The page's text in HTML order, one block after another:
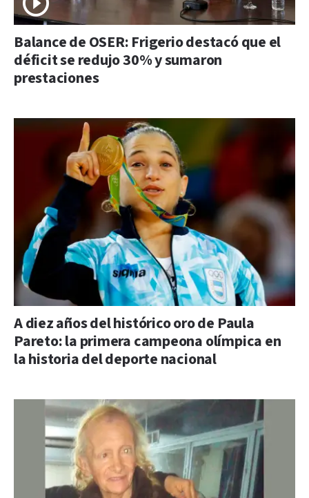
Balance de OSER: Frigerio destacó que el
déficit se redujo 30% y sumaron
prestaciones
A diez años del histórico oro de Paula
Pareto: la primera campeona olímpica en
la historia del deporte nacional